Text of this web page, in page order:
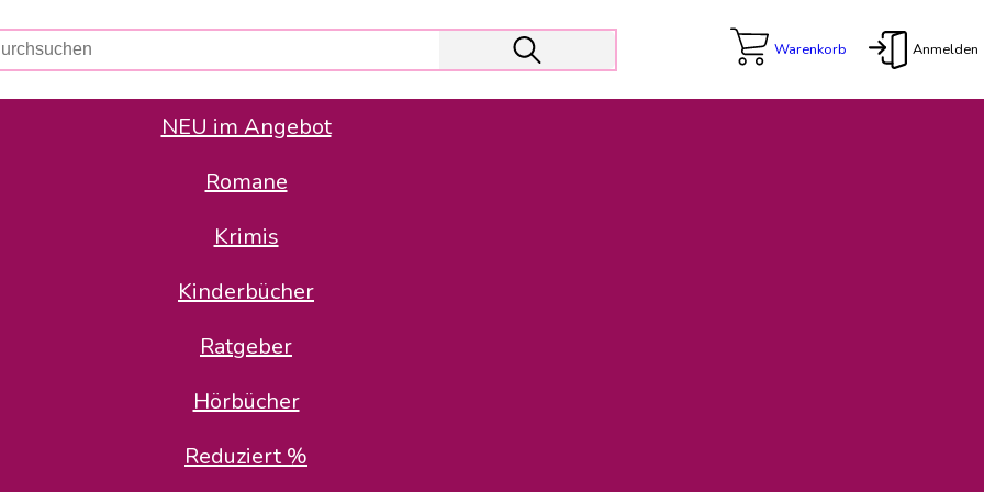
Warenkorb Anmelden
NEU im Angebot
Romane
Krimis
Kinderbücher
Ratgeber
Hörbücher
Reduziert %
Avus Buch & Medien GmbH
zurück: Karl-Otto Binder übernimmt die Geschäftsführung. Er wird unterstützt von den Prokuristen Kerstin Walter und Kai
welche die AVUS langfristig begleiten möchten, freut sich das operative Management auf die Weiterentwicklung
in der Schanzenstr. 13, 51063 Köln und führt dort den operativen Betrieb in gewohntem Umfang fort.
Rufnummern und E-Mail- Adressen erreichbar.